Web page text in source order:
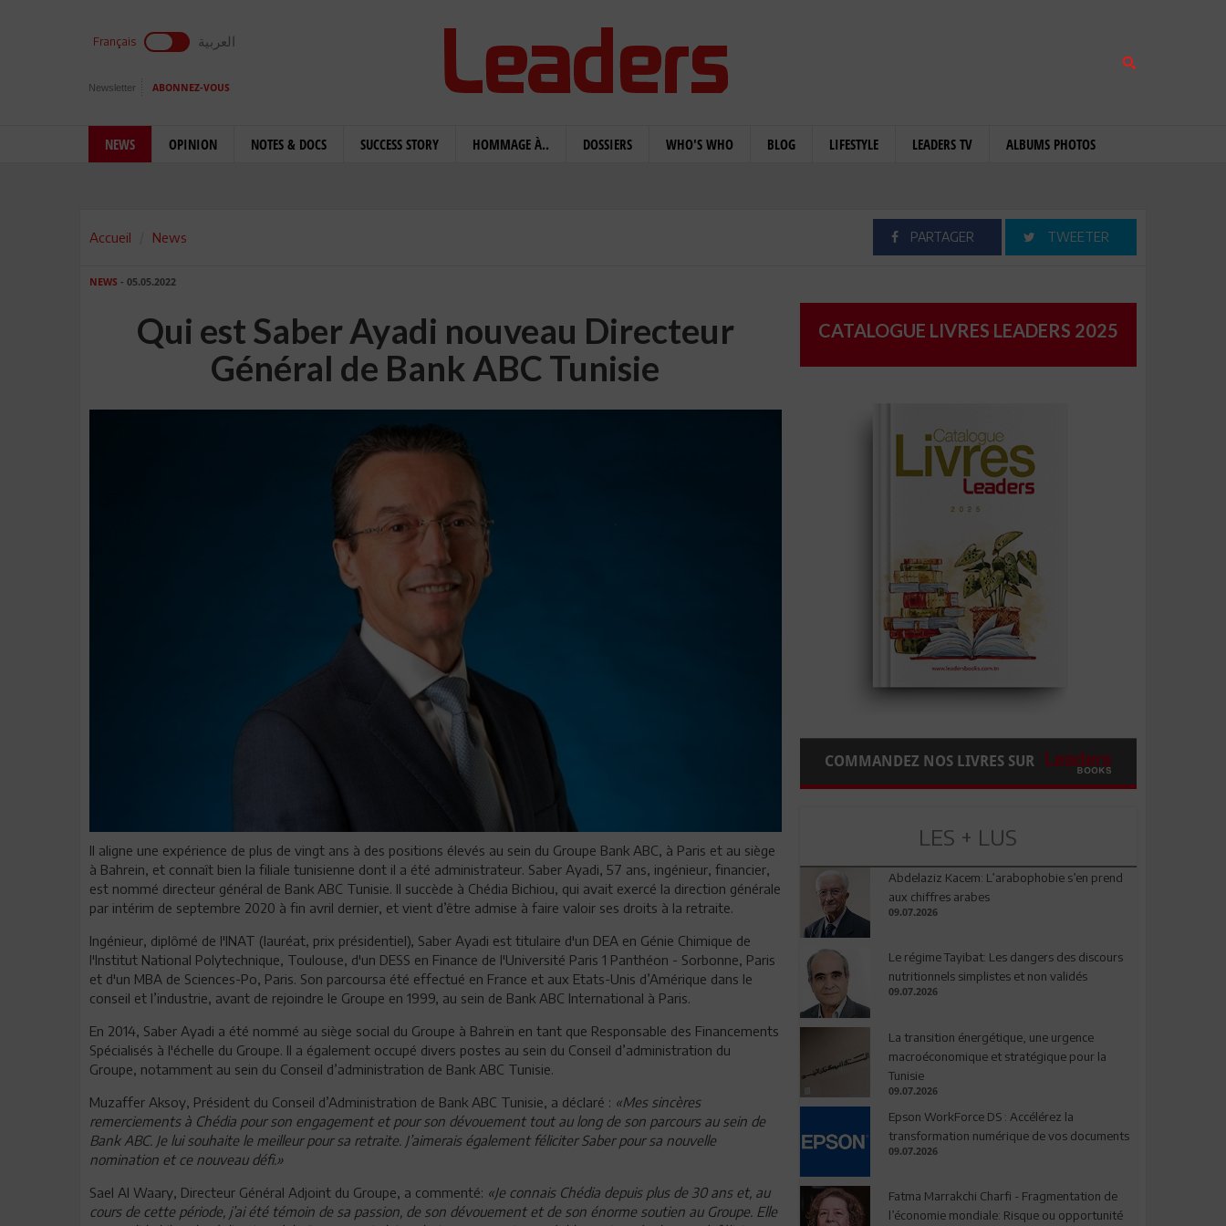
Français العربية
Newsletter ABONNEZ-VOUS
NEWS OPINION NOTES & DOCS SUCCESS STORY HOMMAGE À.. DOSSIERS WHO'S WHO BLOG LIFESTYLE LEADERS TV ALBUMS PHOTOS
Accueil News PARTAGER TWEETER
NEWS - 05.05.2022
Qui est Saber Ayadi nouveau Directeur
Général de Bank ABC Tunisie
Il aligne une expérience de plus de vingt ans à des positions élevés au sein du Groupe Bank ABC, à Paris et au siège
à Bahrein, et connaît bien la filiale tunisienne dont il a été administrateur. Saber Ayadi, 57 ans, ingénieur, financier,
est nommé directeur général de Bank ABC Tunisie. Il succède à Chédia Bichiou, qui avait exercé la direction générale
par intérim de septembre 2020 à fin avril dernier, et vient d’être admise à faire valoir ses droits à la retraite.
Ingénieur, diplômé de l'INAT (lauréat, prix présidentiel), Saber Ayadi est titulaire d'un DEA en Génie Chimique de
l'Institut National Polytechnique, Toulouse, d'un DESS en Finance de l'Université Paris 1 Panthéon - Sorbonne, Paris
et d'un MBA de Sciences-Po, Paris. Son parcoursa été effectué en France et aux Etats-Unis d’Amérique dans le
conseil et l’industrie, avant de rejoindre le Groupe en 1999, au sein de Bank ABC International à Paris.
En 2014, Saber Ayadi a été nommé au siège social du Groupe à Bahreïn en tant que Responsable des Financements
Spécialisés à l'échelle du Groupe. Il a également occupé divers postes au sein du Conseil d’administration du
Groupe, notamment au sein du Conseil d’administration de Bank ABC Tunisie.
Muzaffer Aksoy, Président du Conseil d’Administration de Bank ABC Tunisie, a déclaré : «Mes sincères
remerciements à Chédia pour son engagement et pour son dévouement tout au long de son parcours au sein de
Bank ABC. Je lui souhaite le meilleur pour sa retraite. J’aimerais également féliciter Saber pour sa nouvelle
nomination et ce nouveau défi.»
Sael Al Waary, Directeur Général Adjoint du Groupe, a commenté: «Je connais Chédia depuis plus de 30 ans et, au
cours de cette période, j’ai été témoin de sa passion, de son dévouement et de son énorme soutien au Groupe. Elle
CATALOGUE LIVRES LEADERS 2025
COMMANDEZ NOS LIVRES SUR
LES + LUS
Abdelaziz Kacem: L’arabophobie s’en prend
aux chiffres arabes
09.07.2026
Le régime Tayibat: Les dangers des discours
nutritionnels simplistes et non validés
09.07.2026
La transition énergétique, une urgence
macroéconomique et stratégique pour la
Tunisie
09.07.2026
Epson WorkForce DS : Accélérez la
transformation numérique de vos documents
09.07.2026
Fatma Marrakchi Charfi - Fragmentation de
l’économie mondiale: Risque ou opportunité